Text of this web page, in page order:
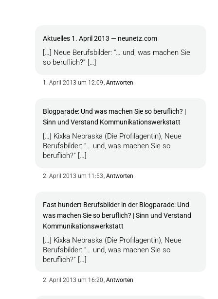
Aktuelles 1. April 2013 — neunetz.com
[…] Neue Berufsbilder: “… und, was machen Sie
so beruflich?” […]
1. April 2013 um 12:09 Antworten
Blogparade: Und was machen Sie so beruflich? |
Sinn und Verstand Kommunikationswerkstatt
[…] Kixka Nebraska (Die Profilagentin), Neue
Berufsbilder: “… und, was machen Sie so
beruflich?” […]
2. April 2013 um 11:53 Antworten
Fast hundert Berufsbilder in der Blogparade: Und
was machen Sie so beruflich? | Sinn und Verstand
Kommunikationswerkstatt
[…] Kixka Nebraska (Die Profilagentin), Neue
Berufsbilder: “… und, was machen Sie so
beruflich?” […]
2. April 2013 um 16:20 Antworten